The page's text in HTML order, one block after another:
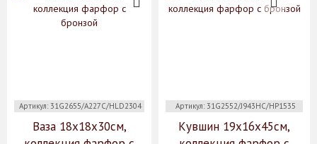
Артикул: 31G2655/A227C/HLD2304
Ваза 18х18х30см,
Артикул: 31G2552/J943HC/HP1535
Кувшин 19х16х45см,